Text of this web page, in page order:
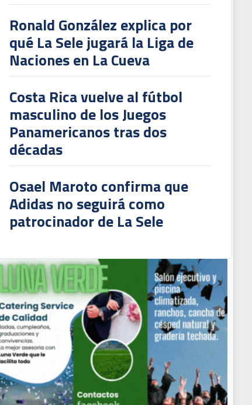
Ronald González explica por
qué La Sele jugará la Liga de
Naciones en La Cueva
Costa Rica vuelve al fútbol
masculino de los Juegos
Panamericanos tras dos
décadas
Osael Maroto confirma que
Adidas no seguirá como
patrocinador de La Sele